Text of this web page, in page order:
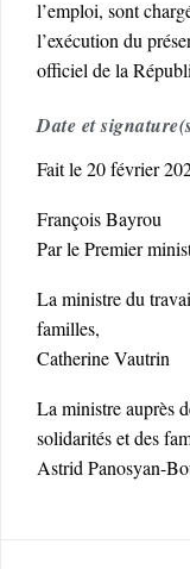
l’emploi, sont
l’exécution du
officiel de la
Date et
Fait le 20 février
François Bayrou
Par le Premier
La ministre du
familles,
Catherine Vautrin
La ministre auprès
solidarités et des
Astrid Panosyan-